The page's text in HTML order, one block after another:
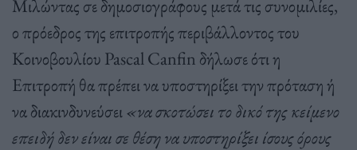
Μιλώντας σε δημοσιογράφους μετά τις συνομιλίες,
ο πρόεδρος της επιτροπής περιβάλλοντος του
Κοινοβουλίου Pascal Canfin δήλωσε ότι η
Επιτροπή θα πρέπει να υποστηρίξει την πρόταση ή
να διακινδυνεύσει«να σκοτώσει το δικό της κείμενο
επειδή δεν είναι σε θέση να υποστηρίξει ίσους όρους